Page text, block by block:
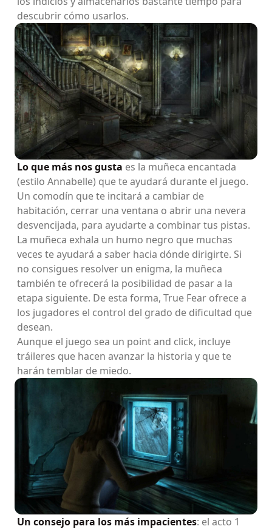
descubrir cómo usarlos.
Lo que más nos gusta es la muñeca encantada
(estilo Annabelle) que te ayudará durante el juego.
Un comodín que te incitará a cambiar de
habitación, cerrar una ventana o abrir una nevera
desvencijada, para ayudarte a combinar tus pistas.
La muñeca exhala un humo negro que muchas
veces te ayudará a saber hacia dónde dirigirte. Si
no consigues resolver un enigma, la muñeca
también te ofrecerá la posibilidad de pasar a la
etapa siguiente. De esta forma, True Fear ofrece a
los jugadores el control del grado de dificultad que
desean.
Aunque el juego sea un point and click, incluye
tráileres que hacen avanzar la historia y que te
harán temblar de miedo.
Un consejo para los más impacientes: el acto 1